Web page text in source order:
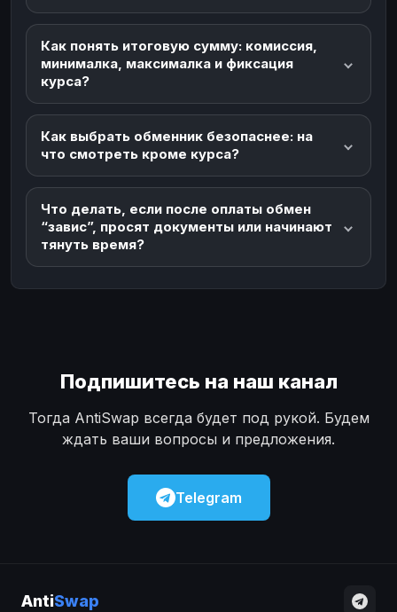
Как понять итоговую сумму: комиссия,
минималка, максималка и фиксация
курса?
Как выбрать обменник безопаснее: на
что смотреть кроме курса?
Что делать, если после оплаты обмен
“завис”, просят документы или начинают
тянуть время?
Подпишитесь на наш канал
Тогда AntiSwap всегда будет под рукой. Будем
ждать ваши вопросы и предложения.
Telegram
AntiSwap